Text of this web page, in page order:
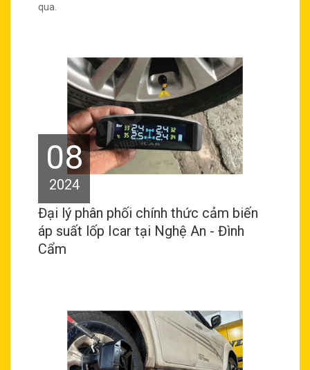
qua.
08
2024
Đại lý phân phối chính thức cảm biến
áp suất lốp Icar tại Nghệ An - Đình
Cẩm